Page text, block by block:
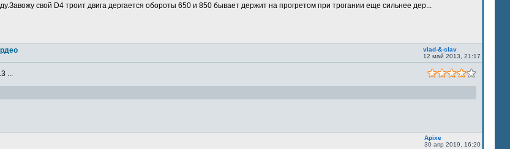
свой D4 троит двига дергается обороты 650 и 850 бывает держит на прогретом при трогании еще сильнее дер...
vlad-&-slav
12 май 2013, 21:17
...
Apixe
30 апр 2019, 16:20